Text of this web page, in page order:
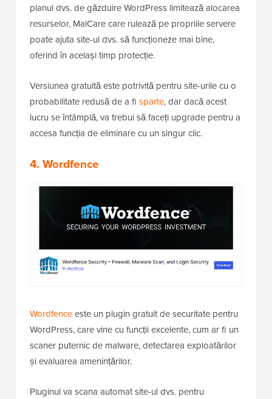
planul dvs. de găzduire WordPress limitează alocarea
resurselor, MalCare care rulează pe propriile servere
poate ajuta site-ul dvs. să funcționeze mai bine,
oferind în același timp protecție.
Versiunea gratuită este potrivită pentru site-urile cu o
probabilitate redusă de a fi sparte, dar dacă acest
lucru se întâmplă, va trebui să faceți upgrade pentru a
accesa funcția de eliminare cu un singur clic.
4. Wordfence
Wordfenceeste un plugin gratuit de securitate pentru
WordPress, care vine cu funcții excelente, cum ar fi un
scaner puternic de malware, detectarea exploatărilor
și evaluarea amenințărilor.
Pluginul va scana automat site-ul dvs. pentru